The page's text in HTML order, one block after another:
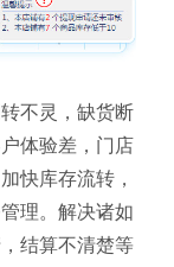
不灵，缺货断
体验差，门店
快库存流转，
理。解决诸如
结算不清楚等